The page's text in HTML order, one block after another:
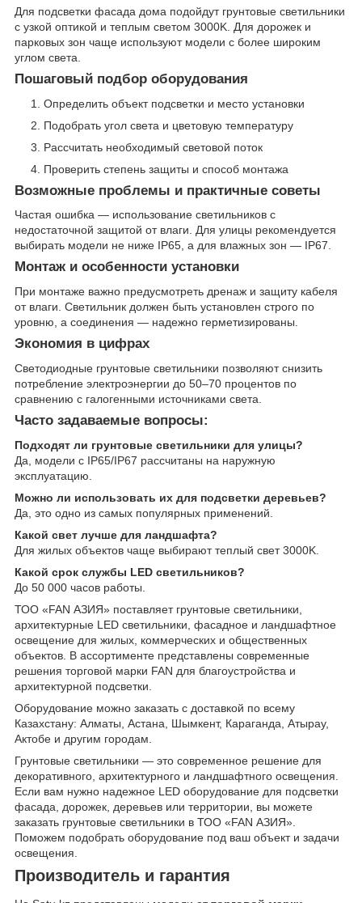
Для подсветки фасада дома подойдут грунтовые светильники
с узкой оптикой и теплым светом 3000K. Для дорожек и
парковых зон чаще используют модели с более широким
углом света.
Пошаговый подбор оборудования
Определить объект подсветки и место установки
Подобрать угол света и цветовую температуру
Рассчитать необходимый световой поток
Проверить степень защиты и способ монтажа
Возможные проблемы и практичные советы
Частая ошибка — использование светильников с
недостаточной защитой от влаги. Для улицы рекомендуется
выбирать модели не ниже IP65, а для влажных зон — IP67.
Монтаж и особенности установки
При монтаже важно предусмотреть дренаж и защиту кабеля
от влаги. Светильник должен быть установлен строго по
уровню, а соединения — надежно герметизированы.
Экономия в цифрах
Светодиодные грунтовые светильники позволяют снизить
потребление электроэнергии до 50–70 процентов по
сравнению с галогенными источниками света.
Часто задаваемые вопросы:
Подходят ли грунтовые светильники для улицы?
Да, модели с IP65/IP67 рассчитаны на наружную
эксплуатацию.
Можно ли использовать их для подсветки деревьев?
Да, это одно из самых популярных применений.
Какой свет лучше для ландшафта?
Для жилых объектов чаще выбирают теплый свет 3000K.
Какой срок службы LED светильников?
До 50 000 часов работы.
ТОО «FAN АЗИЯ» поставляет грунтовые светильники,
архитектурные LED светильники, фасадное и ландшафтное
освещение для жилых, коммерческих и общественных
объектов. В ассортименте представлены современные
решения торговой марки FAN для благоустройства и
архитектурной подсветки.
Оборудование можно заказать с доставкой по всему
Казахстану: Алматы, Астана, Шымкент, Караганда, Атырау,
Актобе и другим городам.
Грунтовые светильники — это современное решение для
декоративного, архитектурного и ландшафтного освещения.
Если вам нужно надежное LED оборудование для подсветки
фасада, дорожек, деревьев или территории, вы можете
заказать грунтовые светильники в ТОО «FAN АЗИЯ».
Поможем подобрать оборудование под ваш объект и задачи
освещения.
Производитель и гарантия